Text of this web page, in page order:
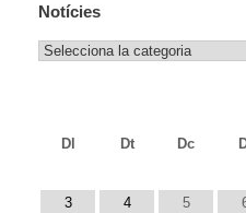
Notícies
Notícies
Dl
Dt Dc
3
4 5